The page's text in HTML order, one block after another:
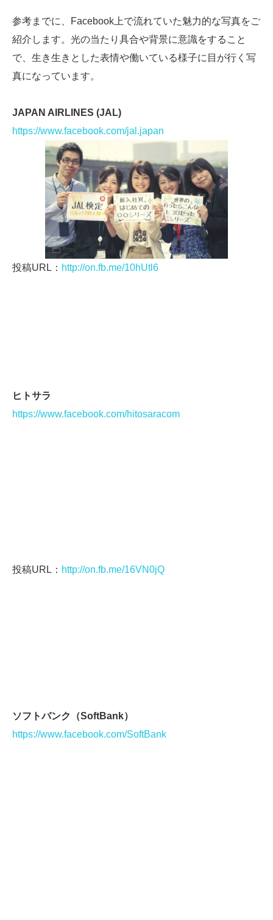
参考までに、Facebook上で流れていた魅力的な写真をご
紹介します。光の当たり具合や背景に意識をすること
で、生き生きとした表情や働いている様子に目が行く写
真になっています。
JAPAN AIRLINES (JAL)
https://www.facebook.com/jal.japan
投稿URL： http://on.fb.me/10hUtl6
ヒトサラ
https://www.facebook.com/hitosaracom
投稿URL： http://on.fb.me/16VN0jQ
ソフトバンク（SoftBank）
https://www.facebook.com/SoftBank